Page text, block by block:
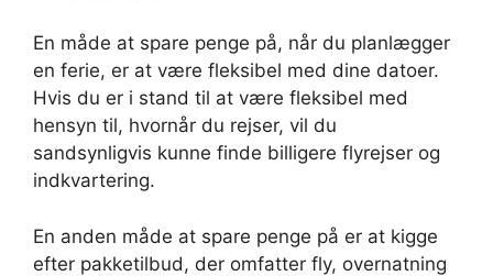
En måde at spare penge på, når du planlægger
en ferie, er at være fleksibel med dine datoer.
Hvis du er i stand til at være fleksibel med
hensyn til, hvornår du rejser, vil du
sandsynligvis kunne finde billigere flyrejser og
indkvartering.
En anden måde at spare penge på er at kigge
efter pakketilbud, der omfatter fly, overnatning